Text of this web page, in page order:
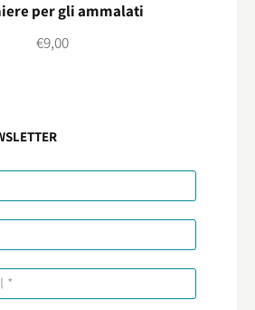
per gli ammalati
€9,00